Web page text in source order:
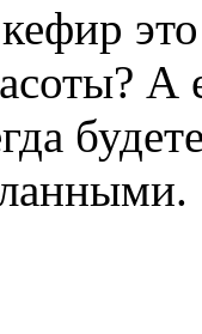
А